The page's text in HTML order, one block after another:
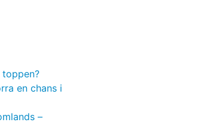
toppen?
en chans i
–